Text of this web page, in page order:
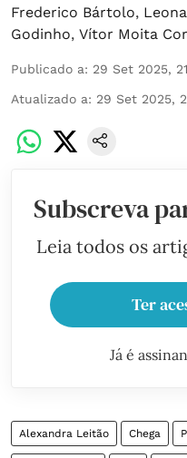
Frederico Bártolo,
Godinho, Vítor Moita
Publicado a: 29 Set 2025,
Atualizado a: 29 Set 2025,
Subscreva
Leia todos os
Ter
Já é
Alexandra Leitão Chega